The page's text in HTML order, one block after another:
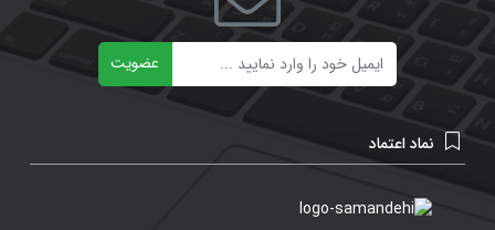
عضویت
نماد اعتماد